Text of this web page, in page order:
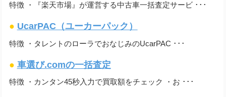
特徴 ・『楽天市場』が運営する中古車一括査定サービ ･･･
● UcarPAC（ユーカーパック）
特徴 ・タレントのローラでおなじみのUcarPAC ･･･
● 車選び.comの一括査定
特徴 ・カンタン45秒入力で買取額をチェック ・お ･･･